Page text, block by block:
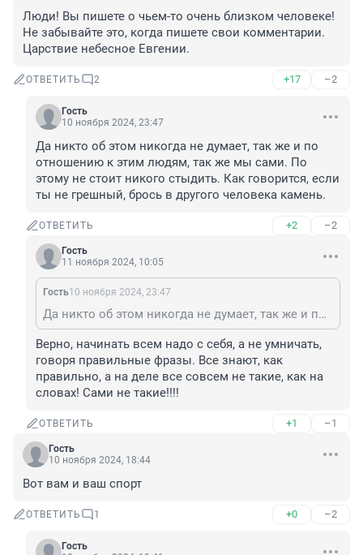
Люди! Вы пишете о чьем-то очень близком человеке!
Не забывайте это, когда пишете свои комментарии.
Царствие небесное Евгении.
ОТВЕТИТЬ 2 +17 –2
Гость
10 ноября 2024, 23:47
Да никто об этом никогда не думает, так же и по
отношению к этим людям, так же мы сами. По
этому не стоит никого стыдить. Как говорится, если
ты не грешный, брось в другого человека камень.
ОТВЕТИТЬ +2 –2
Гость
11 ноября 2024, 10:05
Гость10 ноября 2024, 23:47
Да никто об этом никогда не думает, так же и по отношению к этим людям, так же мы сами. По этому не стоит никого стыдить. Как говорится, если ты не грешный, брось в другого человека камень.
Верно, начинать всем надо с себя, а не умничать,
говоря правильные фразы. Все знают, как
правильно, а на деле все совсем не такие, как на
словах! Сами не такие!!!!
ОТВЕТИТЬ +1 –1
Гость
10 ноября 2024, 18:44
Вот вам и ваш спорт
ОТВЕТИТЬ 1 +0 –2
Гость